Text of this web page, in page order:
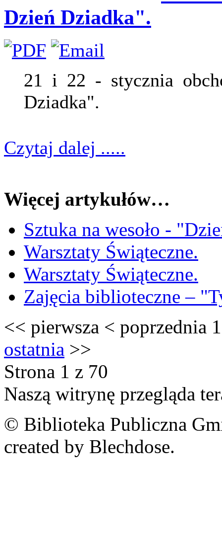
Dzień Dziadka".
21 i 22 - stycznia
Dziadka".
Czytaj dalej .....
Więcej artykułów…
Sztuka na wesoło -
Warsztaty Świąteczne.
Warsztaty Świąteczne.
Zajęcia biblioteczne –
<< pierwsza < poprzednia 1
ostatnia >>
Strona 1 z 70
Naszą witrynę przegląda
© Biblioteka Publiczna
created by Blechdose.